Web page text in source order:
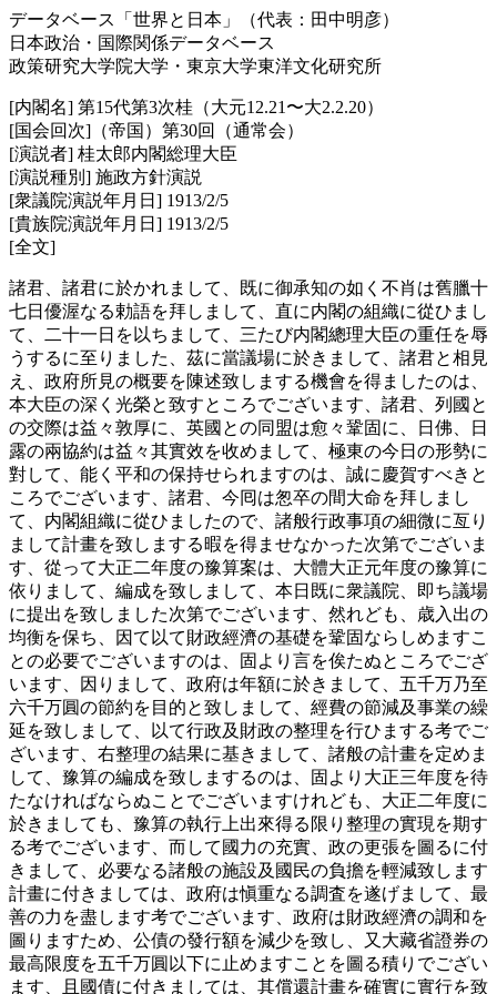
データベース「世界と日本」（代表：田中明彦）
日本政治・国際関係データベース
政策研究大学院大学・東京大学東洋文化研究所
[内閣名] 第15代第3次桂（大元12.21〜大2.2.20）
[国会回次]（帝国）第30回（通常会）
[演説者] 桂太郎内閣総理大臣
[演説種別] 施政方針演説
[衆議院演説年月日] 1913/2/5
[貴族院演説年月日] 1913/2/5
[全文]
諸君、諸君に於かれまして、既に御承知の如く不肖は舊臘十
七日優渥なる勅語を拜しまして、直に内閣の組織に從ひまし
て、二十一日を以ちまして、三たび内閣總理大臣の重任を辱
うするに至りました、茲に當議場に於きまして、諸君と相見
え、政府所見の概要を陳述致しまする機會を得ましたのは、
本大臣の深く光榮と致すところでございます、諸君、列國と
の交際は益々敦厚に、英國との同盟は愈々鞏固に、日佛、日
露の兩協約は益々其實效を收めまして、極東の今日の形勢に
對して、能く平和の保持せられますのは、誠に慶賀すべきと
ころでございます、諸君、今囘は怱卒の間大命を拜しまし
て、内閣組織に從ひましたので、諸般行政事項の細微に亙り
まして計畫を致しまする暇を得ませなかった次第でございま
す、從って大正二年度の豫算案は、大體大正元年度の豫算に
依りまして、編成を致しまして、本日既に衆議院、即ち議場
に提出を致しました次第でございます、然れども、歳入出の
均衡を保ち、因て以て財政經濟の基礎を鞏固ならしめますこ
との必要でございますのは、固より言を俟たぬところでござ
います、因りまして、政府は年額に於きまして、五千万乃至
六千万圓の節約を目的と致しまして、經費の節減及事業の繰
延を致しまして、以て行政及財政の整理を行ひまする考でご
ざいます、右整理の結果に基きまして、諸般の計畫を定めま
して、豫算の編成を致しまするのは、固より大正三年度を待
たなければならぬことでございますけれども、大正二年度に
於きましても、豫算の執行上出來得る限り整理の實現を期す
る考でございます、而して國力の充實、政の更張を圖るに付
きまして、必要なる諸般の施設及國民の負擔を輕減致します
計畫に付きましては、政府は愼重なる調査を遂げまして、最
善の力を盡します考でございます、政府は財政經濟の調和を
圖りますため、公債の發行額を減少を致し、又大藏省證券の
最高限度を五千万圓以下に止めますことを圖る積りでござい
ます、且國債に付きましては、其償還計畫を確實に實行を致